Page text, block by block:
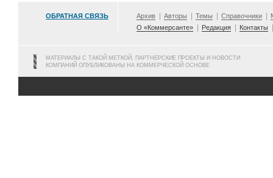
ОБРАТНАЯ СВЯЗЬ Архив Авторы Темы Справочники
О «Коммерсанте»
Редакция Контакты
МАТЕРИАЛЫ С ТАКОЙ МЕТКОЙ, ПАРТНЕРСКИЕ ПРОЕКТЫ И НОВОСТИ
КОМПАНИЙ ОПУБЛИКОВАНЫ НА КОММЕРЧЕСКОЙ ОСНОВЕ